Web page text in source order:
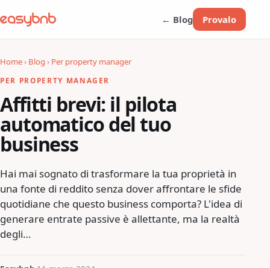
← Blog Provalo
Home› Blog › Per property manager
PER PROPERTY MANAGER
Affitti brevi: il pilota
automatico del tuo
business
Hai mai sognato di trasformare la tua proprietà in
una fonte di reddito senza dover affrontare le sfide
quotidiane che questo business comporta? L'idea di
generare entrate passive è allettante, ma la realtà
degli…